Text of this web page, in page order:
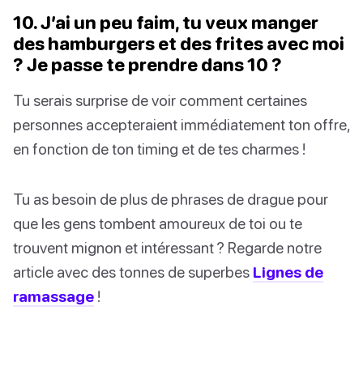
10. J’ai un peu faim, tu veux manger
des hamburgers et des frites avec moi
? Je passe te prendre dans 10 ?
Tu serais surprise de voir comment certaines
personnes accepteraient immédiatement ton offre,
en fonction de ton timing et de tes charmes !
Tu as besoin de plus de phrases de drague pour
que les gens tombent amoureux de toi ou te
trouvent mignon et intéressant ? Regarde notre
article avec des tonnes de superbes Lignes de
ramassage !